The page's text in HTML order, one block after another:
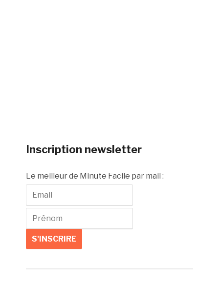
Inscription newsletter
Le meilleur de Minute Facile par mail :